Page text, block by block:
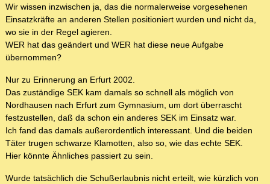
Wir wissen inzwischen ja, das die normalerweise vorgesehenen
Einsatzkräfte an anderen Stellen positioniert wurden und nicht da,
wo sie in der Regel agieren.
WER hat das geändert und WER hat diese neue Aufgabe
übernommen?
Nur zu Erinnerung an Erfurt 2002.
Das zuständige SEK kam damals so schnell als möglich von
Nordhausen nach Erfurt zum Gymnasium, um dort überrascht
festzustellen, daß da schon ein anderes SEK im Einsatz war.
Ich fand das damals außerordentlich interessant. Und die beiden
Täter trugen schwarze Klamotten, also so, wie das echte SEK.
Hier könnte Ähnliches passiert zu sein.
Wurde tatsächlich die Schußerlaubnis nicht erteilt, wie kürzlich von